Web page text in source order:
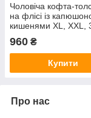
Чоловіча кофта-
на флісі із
кишенями XL, XXL,
960 ₴
Купити
Про нас